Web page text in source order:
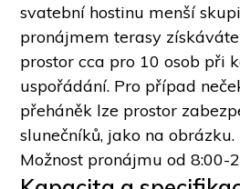
svatební hostinu menší
pronájmem terasy
prostor cca pro 10 osob při
uspořádání. Pro případ
přeháněk lze prostor
slunečníků, jako na obrázku.
Možnost pronájmu od 8:00-